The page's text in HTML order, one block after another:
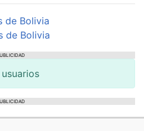
de Bolivia
de Bolivia